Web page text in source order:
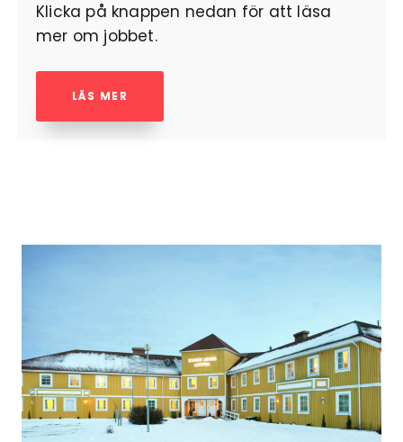
Klicka på knappen nedan för att läsa
mer om jobbet.
LÄS MER